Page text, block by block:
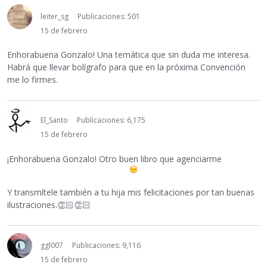
leiter_sg
Publicaciones: 501
15 de febrero
Enhorabuena Gonzalo! Una temática que sin duda me interesa.
Habrá que llevar bolígrafo para que en la próxima Convención
me lo firmes.
El_Santo
Publicaciones: 6,175
15 de febrero
¡Enhorabuena Gonzalo! Otro buen libro que agenciarme
Y transmítele también a tu hija mis felicitaciones por tan buenas
ilustraciones.👏🏻👏🏻
ggl007
Publicaciones: 9,116
15 de febrero